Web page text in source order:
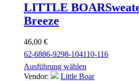
LITTLE BOAR
Breeze
46,00 €
62-6886-9298-104110-116
Ausführung wählen
Vendor:
Little Boar